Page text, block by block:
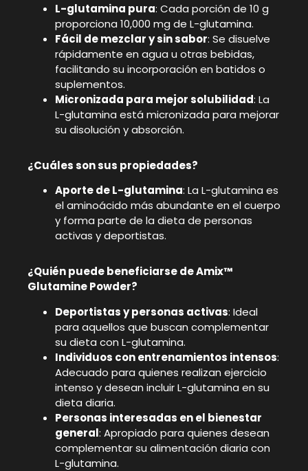
L-glutamina pura: Cada porción de 10 g
proporciona 10,000 mg de L-glutamina.
Fácil de mezclar y sin sabor: Se disuelve
rápidamente en agua u otras bebidas,
facilitando su incorporación en batidos o
suplementos.
Micronizada para mejor solubilidad: La
L-glutamina está micronizada para mejorar
su disolución y absorción.
¿Cuáles son sus propiedades?
Aporte de L-glutamina: La L-glutamina es
el aminoácido más abundante en el cuerpo
y forma parte de la dieta de personas
activas y deportistas.
¿Quién puede beneficiarse de Amix™
Glutamine Powder?
Deportistas y personas activas: Ideal
para aquellos que buscan complementar
su dieta con L-glutamina.
Individuos con entrenamientos intensos:
Adecuado para quienes realizan ejercicio
intenso y desean incluir L-glutamina en su
dieta diaria.
Personas interesadas en el bienestar
general: Apropiado para quienes desean
complementar su alimentación diaria con
L-glutamina.